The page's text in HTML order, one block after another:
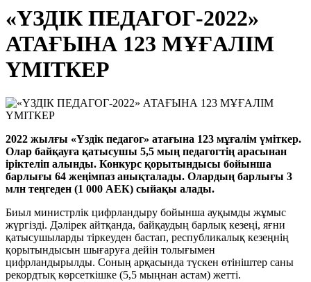
«ҮЗДІК ПЕДАГОГ-2022»
АТАҒЫНА 123 МҰҒАЛІМ
ҮМІТКЕР
2022 жылғы «Үздік педагог» атағына 123 мұғалім үміткер.
Олар байқауға қатысушы 5,5 мың педагогтің арасынан
іріктеліп алынды. Конкурс қорытындысы бойынша
барлығы 64 жеңімпаз анықталады. Олардың барлығы 3
млн теңгеден (1 000 АЕК) сыйақы алады.
Биыл министрлік цифрландыру бойынша ауқымды жұмыс
жүргізді. Дәлірек айтқанда, байқаудың барлық кезеңі, яғни
қатысушыларды тіркеуден бастап, республикалық кезеңнің
қорытындысын шығаруға дейін толығымен
цифрландырылды. Соның арқасында түскен өтініштер саны
рекордтық көрсеткішке (5,5 мыңнан астам) жетті.